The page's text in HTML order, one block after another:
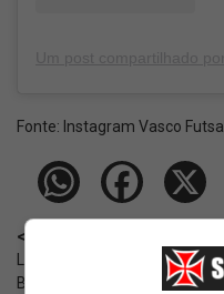
Fonte: Instagram Vasco Futsal
< Anterior
Léo Jardim, sobre Seleção
Brasileira: 'Sei que tenho